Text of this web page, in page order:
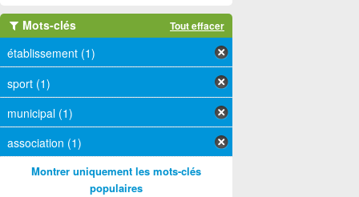
Mots-clés Tout effacer
établissement (1)
sport (1)
municipal (1)
association (1)
Montrer uniquement les mots-clés
populaires